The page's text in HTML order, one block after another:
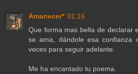
Amanecer* 01:16
Que forma mas bella de declarar
se ama, dándole esa confianza
veces para seguir adelante.
Me ha encantado tu poema.